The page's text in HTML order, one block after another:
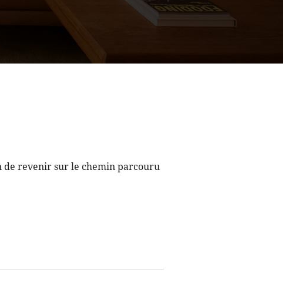
de revenir sur le chemin parcouru